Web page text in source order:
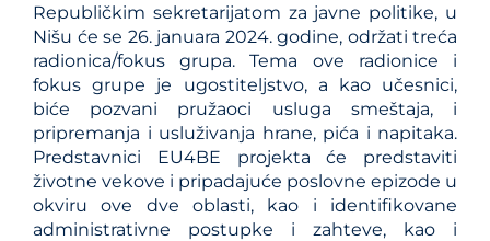
Republičkim sekretarijatom za javne politike, u
Nišu će se 26. januara 2024. godine, održati treća
radionica/fokus grupa. Tema ove radionice i
fokus grupe je ugostiteljstvo, a kao učesnici,
biće pozvani pružaoci usluga smeštaja, i
pripremanja i usluživanja hrane, pića i napitaka.
Predstavnici EU4BE projekta će predstaviti
životne vekove i pripadajuće poslovne epizode u
okviru ove dve oblasti, kao i identifikovane
administrativne postupke i zahteve, kao i